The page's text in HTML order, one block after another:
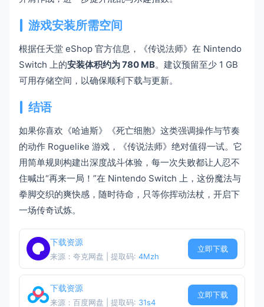
游戏安装所需空间
根据任天堂 eShop 官方信息，《传说法师》在 Nintendo
Switch 上的安装体积约为 780 MB。建议预留至少 1 GB
可用存储空间，以确保顺利下载与更新。
结语
如果你喜欢《哈迪斯》《死亡细胞》这类强调操作与节奏
的动作 Roguelike 游戏，《传说法师》绝对值得一试。它
用简单规则构建出深度战斗体验，每一次失败都让人忍不
住喊出“再来一局！”在 Nintendo Switch 上，这份魔法与
拳脚交织的爽快感，随时待命，只等你挥动法杖，开启下
一场传奇试炼。
下载资源
来源：夸克网盘 | 提取码: 4Mzh
立即下载
下载资源
来源：百度网盘 | 提取码: 31s4
立即下载